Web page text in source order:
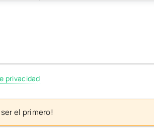
privacidad
el primero!